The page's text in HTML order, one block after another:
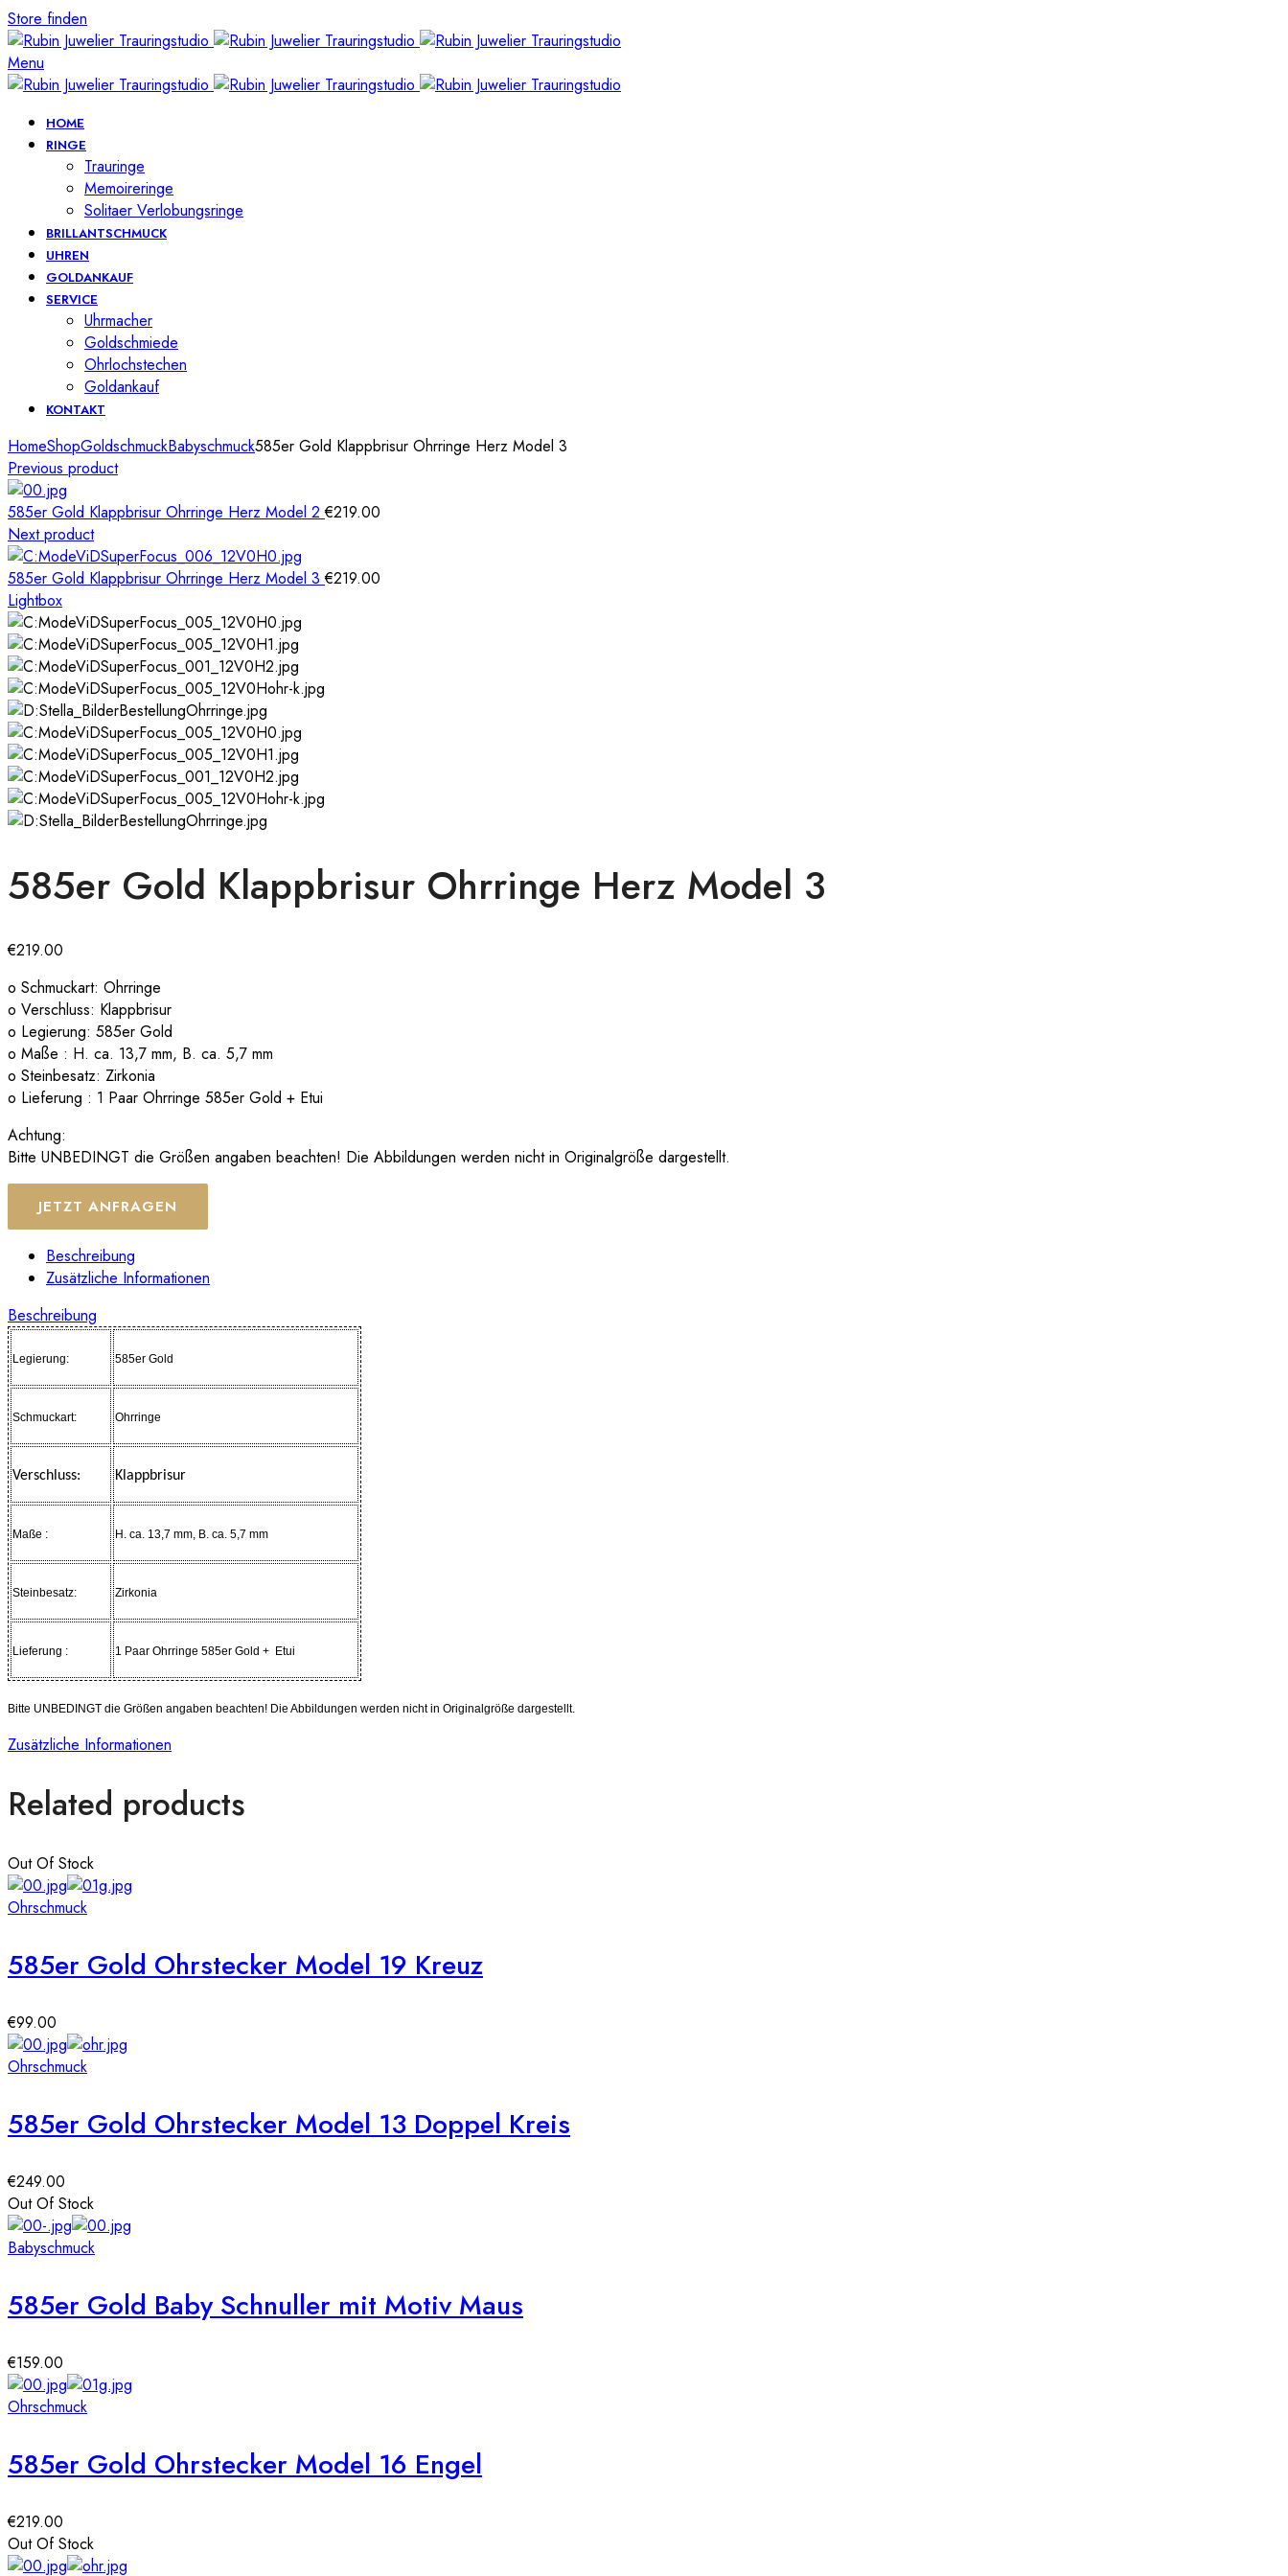
Store finden
Menu
HOME
RINGE
Trauringe
Memoireringe
Solitaer Verlobungsringe
BRILLANTSCHMUCK
UHREN
GOLDANKAUF
SERVICE
Uhrmacher
Goldschmiede
Ohrlochstechen
Goldankauf
KONTAKT
HomeShopGoldschmuckBabyschmuck585er Gold Klappbrisur Ohrringe Herz Model 3
Previous product
585er Gold Klappbrisur Ohrringe Herz Model 2€219.00
Next product
585er Gold Klappbrisur Ohrringe Herz Model 3€219.00
Lightbox
585er Gold Klappbrisur Ohrringe Herz Model 3
€219.00
o Schmuckart: Ohrringe
o Verschluss: Klappbrisur
o Legierung: 585er Gold
o Maße : H. ca. 13,7 mm, B. ca. 5,7 mm
o Steinbesatz: Zirkonia
o Lieferung : 1 Paar Ohrringe 585er Gold + Etui
Achtung:
Bitte UNBEDINGT die Größen angaben beachten! Die Abbildungen werden nicht in Originalgröße dargestellt.
JETZT ANFRAGEN
Beschreibung
Zusätzliche Informationen
Beschreibung
Legierung: 585er Gold
Schmuckart: Ohrringe
Verschluss: Klappbrisur
Maße : H. ca. 13,7 mm, B. ca. 5,7 mm
Steinbesatz: Zirkonia
Lieferung : 1 Paar Ohrringe 585er Gold + Etui
Bitte UNBEDINGT die Größen angaben beachten! Die Abbildungen werden nicht in Originalgröße dargestellt.
Zusätzliche Informationen
Related products
Out Of Stock
Ohrschmuck
585er Gold Ohrstecker Model 19 Kreuz
€99.00
Ohrschmuck
585er Gold Ohrstecker Model 13 Doppel Kreis
€249.00
Out Of Stock
Babyschmuck
585er Gold Baby Schnuller mit Motiv Maus
€159.00
Ohrschmuck
585er Gold Ohrstecker Model 16 Engel
€219.00
Out Of Stock